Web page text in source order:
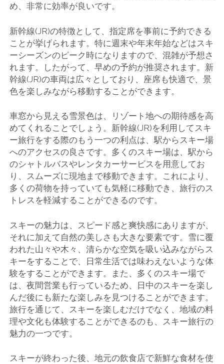
め、非常に効率が良いです。
新幹線(JR)の特徴として、指定席を事前に予約できる
ことが挙げられます。特に週末や年末年始などはスキ
ーシーズンのピーク時になりますので、混雑が予想さ
れます。したがって、早めの予約が推奨されます。新
幹線(JR)の車両は広々としており、座席も快適で、景
色を楽しみながら移動することができます。
車窓から見える雪景色は、リゾート地への期待感を高
めてくれることでしょう。新幹線(JR)を利用してスキ
ー旅行をする際のもう一つの利点は、駅からスキー場
へのアクセスの良さです。多くのスキー場は、駅から
のシャトルバスやレンタカーサービスを用意してお
り、スムーズに現地まで移動できます。これにより、
多くの荷物を持っていても気軽に移動でき、旅行のス
トレスを軽減することができるのです。
スキーの魅力は、スピード感と爽快感にありますが、
それに加えて自然の美しさも大きな要素です。雪に覆
われた山々や木々、清らかな空気を吸い込みながらス
キーをすることで、日常生活では味わえないような体
験をすることができます。また、多くのスキー場で
は、夜間営業も行っているため、日中のスキーを楽し
んだ後にも新たな楽しみを見つけることができます。
旅行を通じて、スキーを楽しむだけでなく、地域の料
理や文化も体験することができるのも、スキー旅行の
魅力の一つです。
スキーが終わった後、地元の飲食店で新鮮な食材を使